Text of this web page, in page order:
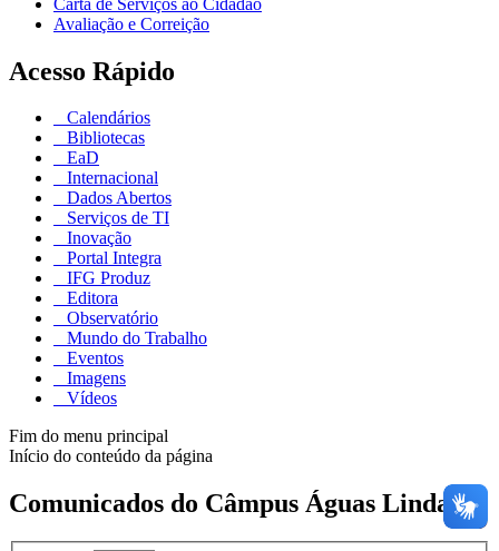
Avaliação e Correição
Acesso Rápido
Calendários
Bibliotecas
EaD
Internacional
Dados Abertos
Serviços de TI
Inovação
Portal Integra
IFG Produz
Editora
Observatório
Mundo do Trabalho
Eventos
Imagens
Vídeos
Fim do menu principal
Início do conteúdo da página
Comunicados do Câmpus Águas Lindas